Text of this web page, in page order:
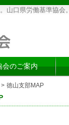
山口県労働基準協会。
会のご案内
> 徳山支部MAP